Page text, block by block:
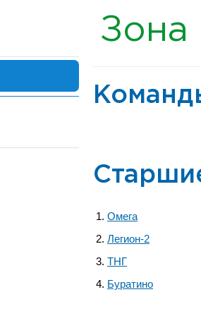
Зона
Омега
Легион-2
ТНГ
Буратино